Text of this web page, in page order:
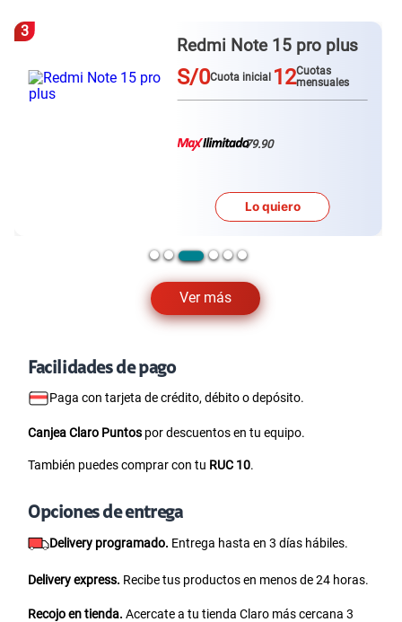
Ver más
3
Redmi Note 15 pro plus
S/0Cuota inicial 12Cuotas
mensuales
79.90
Lo quiero
Facilidades de pago
Paga con tarjeta de crédito, débito o depósito.
Canjea Claro Puntos por descuentos en tu equipo.
También puedes comprar con tu RUC 10.
Opciones de entrega
Delivery programado. Entrega hasta en 3 días hábiles.
Delivery express. Recibe tus productos en menos de 24 horas.
Recojo en tienda. Acercate a tu tienda Claro más cercana 3